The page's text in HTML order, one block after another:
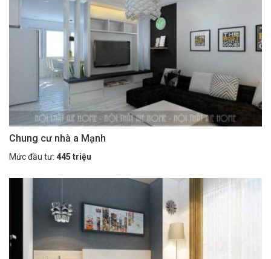
Chung cư nhà a Mạnh
Mức đầu tư: 445 triệu